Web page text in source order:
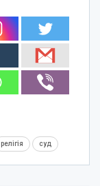
релігія суд